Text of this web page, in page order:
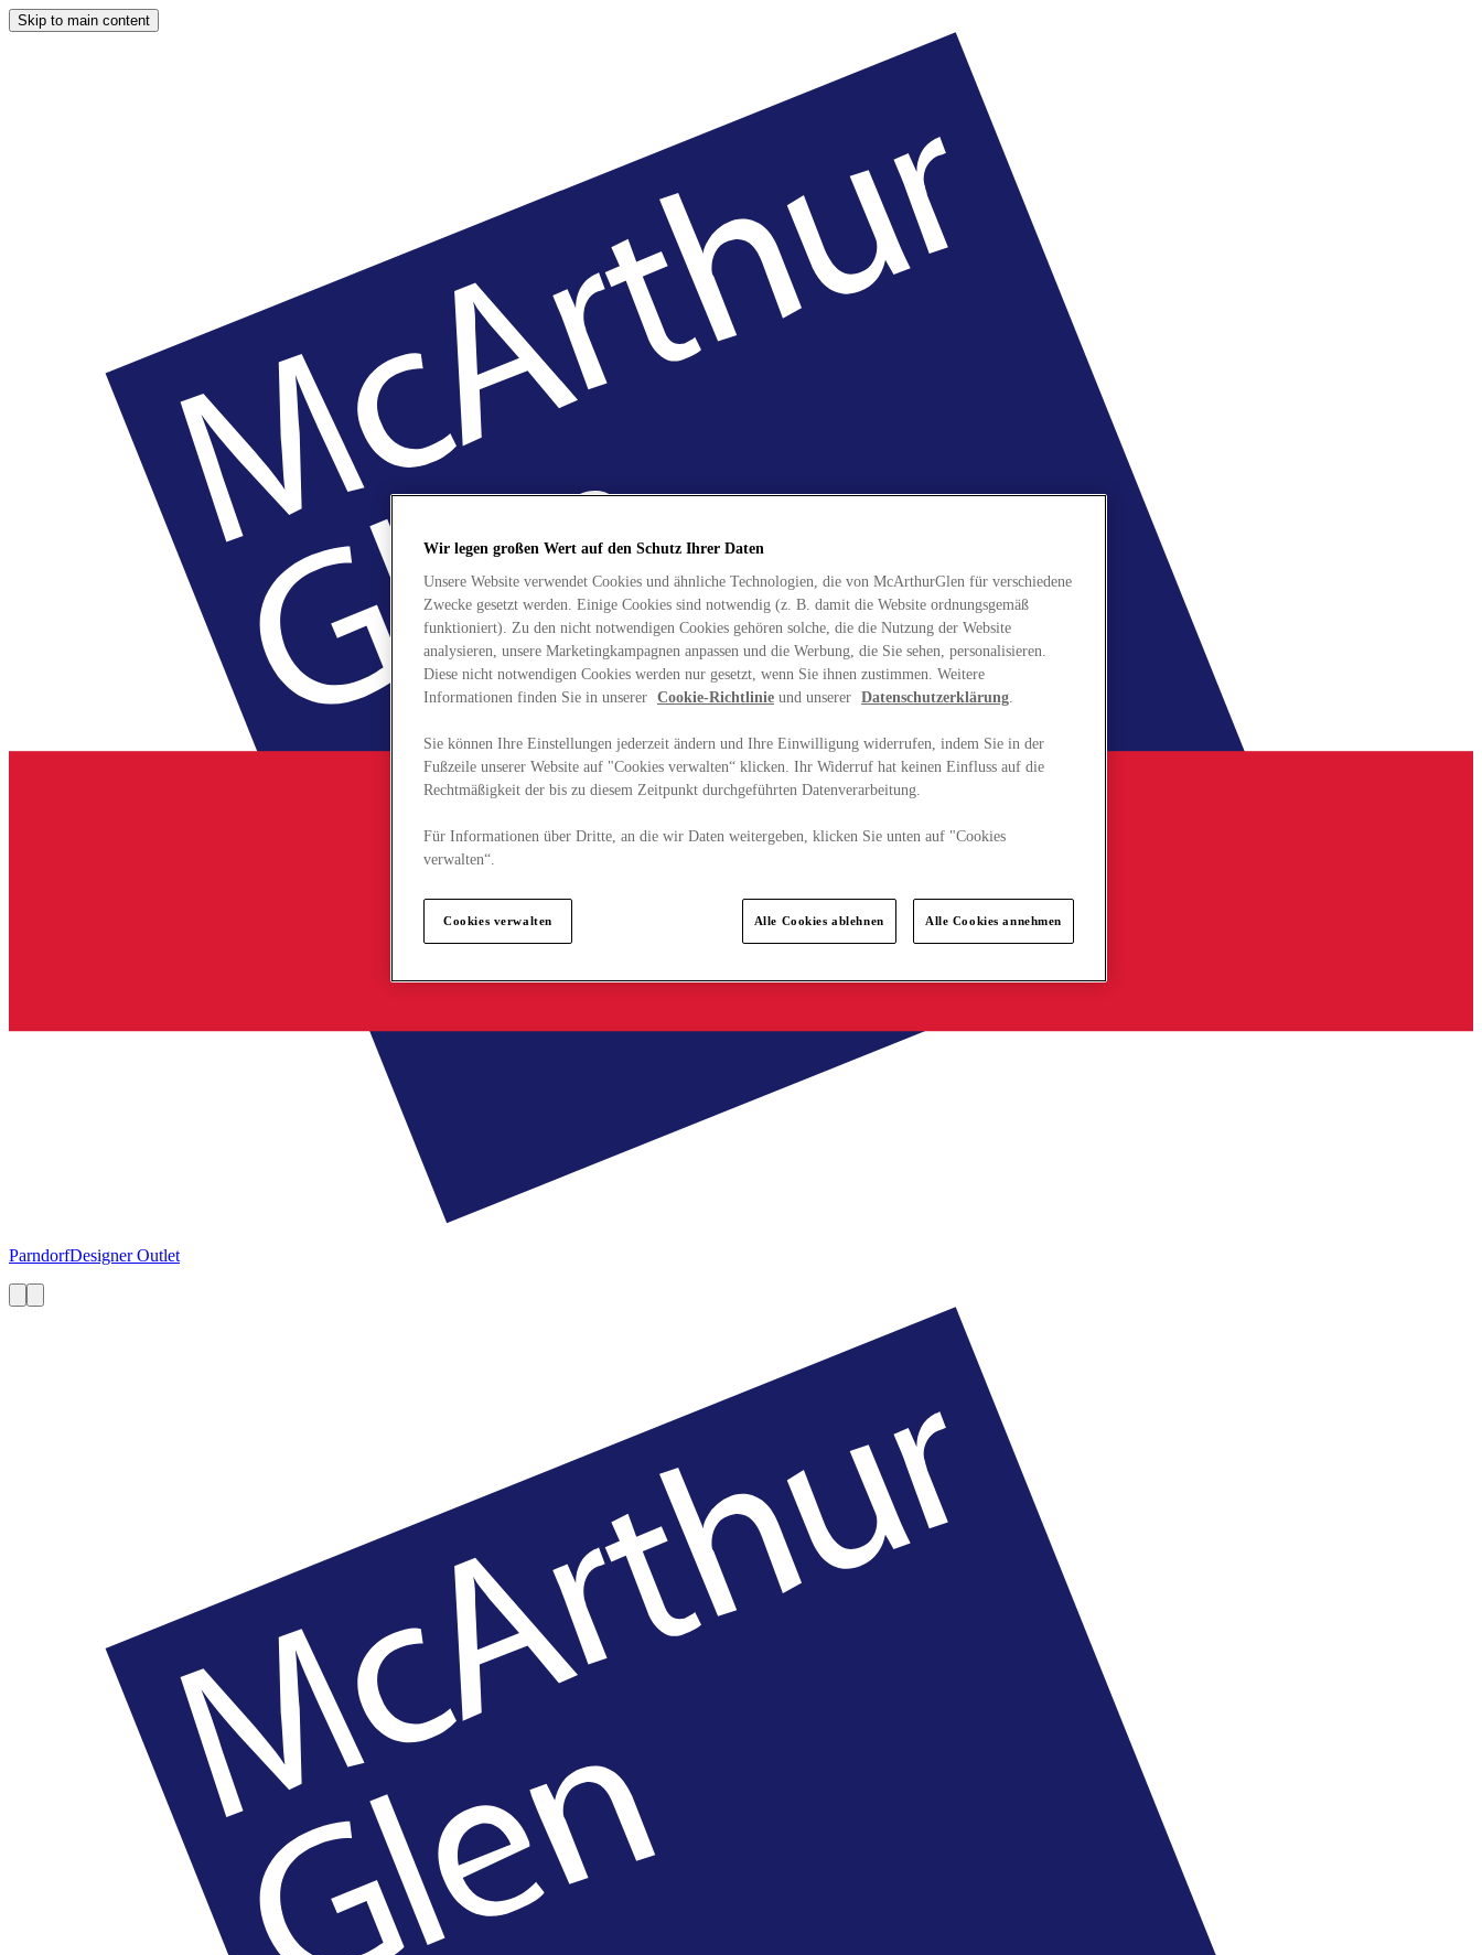
Skip to main content
ParndorfDesigner Outlet
Wir legen großen Wert auf den Schutz Ihrer Daten
Unsere Website verwendet Cookies und ähnliche Technologien, die von McArthurGlen für verschiedene
Zwecke gesetzt werden. Einige Cookies sind notwendig (z. B. damit die Website ordnungsgemäß
funktioniert). Zu den nicht notwendigen Cookies gehören solche, die die Nutzung der Website
analysieren, unsere Marketingkampagnen anpassen und die Werbung, die Sie sehen, personalisieren.
Diese nicht notwendigen Cookies werden nur gesetzt, wenn Sie ihnen zustimmen. Weitere
Informationen finden Sie in unserer Cookie-Richtlinie und unserer Datenschutzerklärung.
Sie können Ihre Einstellungen jederzeit ändern und Ihre Einwilligung widerrufen, indem Sie in der
Fußzeile unserer Website auf "Cookies verwalten“ klicken. Ihr Widerruf hat keinen Einfluss auf die
Rechtmäßigkeit der bis zu diesem Zeitpunkt durchgeführten Datenverarbeitung.
Für Informationen über Dritte, an die wir Daten weitergeben, klicken Sie unten auf "Cookies
verwalten“.
Cookies verwalten Alle Cookies ablehnen Alle Cookies annehmen